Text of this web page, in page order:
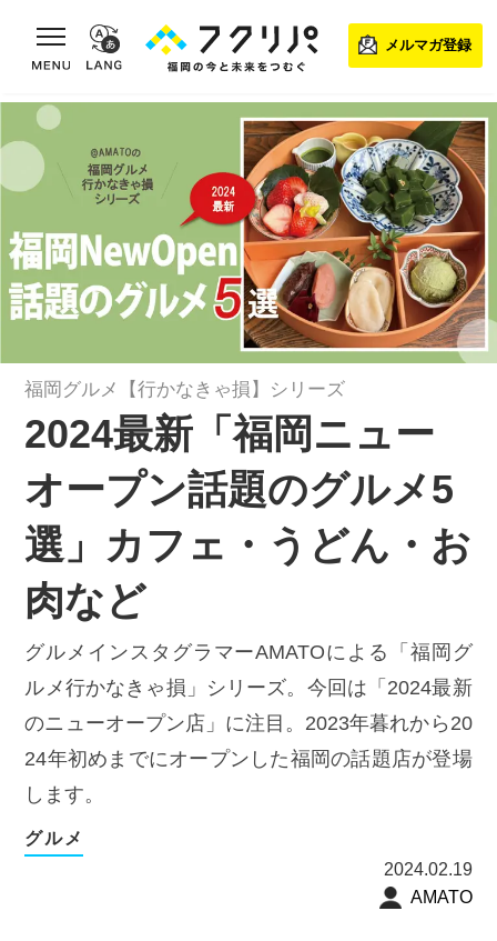
toggle navigation
メルマガ登録
福岡グルメ【行かなきゃ損】シリーズ
2024最新「福岡ニュー
オープン話題のグルメ5
選」カフェ・うどん・お
肉など
グルメインスタグラマーAMATOによる「福岡グ
ルメ行かなきゃ損」シリーズ。今回は「2024最新
のニューオープン店」に注目。2023年暮れから20
24年初めまでにオープンした福岡の話題店が登場
します。
グルメ
2024.02.19
AMATO